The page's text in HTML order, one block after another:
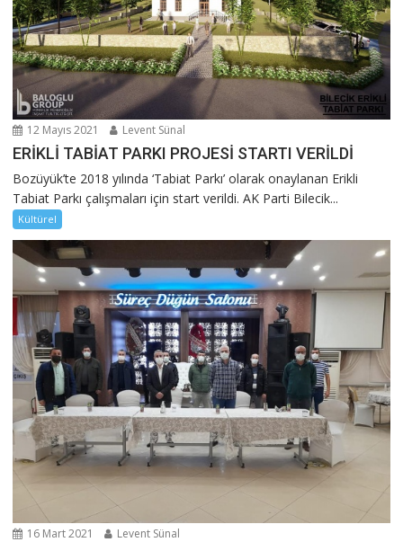
12 Mayıs 2021 Levent Sünal
ERİKLİ TABİAT PARKI PROJESİ STARTI VERİLDİ
Bozüyük’te 2018 yılında ‘Tabiat Parkı’ olarak onaylanan Erikli
Tabiat Parkı çalışmaları için start verildi. AK Parti Bilecik...
Kültürel
16 Mart 2021 Levent Sünal